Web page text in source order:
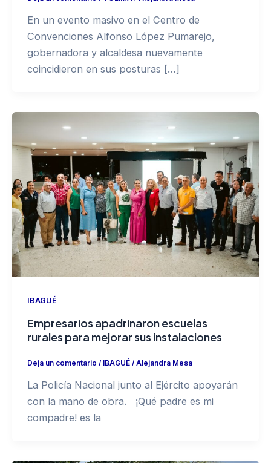
En un evento masivo en el Centro de
Convenciones Alfonso López Pumarejo,
gobernadora y alcaldesa nuevamente
coincidieron en sus posturas […]
IBAGUÉ
Empresarios apadrinaron escuelas
rurales para mejorar sus instalaciones
Deja un comentario / IBAGUÉ/Alejandra Mesa
La Policía Nacional junto al Ejército apoyarán
con la mano de obra. ¡Qué padre es mi
compadre! es la